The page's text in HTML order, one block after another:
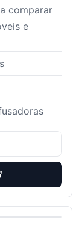
comparar
e